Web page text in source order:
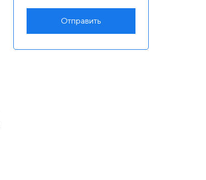
Отправить